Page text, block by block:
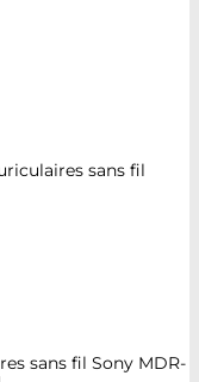
sans fil
sans fil Sony MDR-